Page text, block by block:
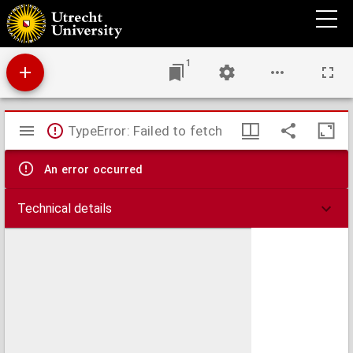
Articles envoyez au Roy de France, par le Roy de Navarre.
1
Mirador
viewer
TypeError: Failed to fetch
An error occurred
Technical details